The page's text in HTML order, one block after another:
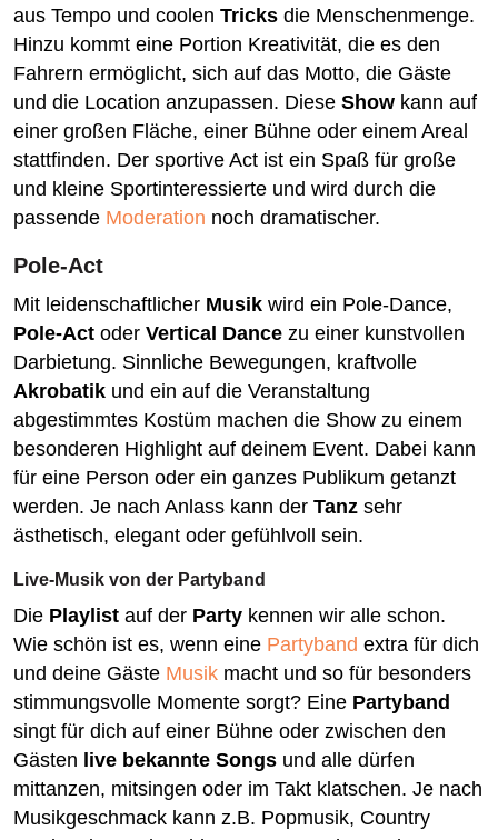
aus Tempo und coolen Tricks die Menschenmenge.
Hinzu kommt eine Portion Kreativität, die es den
Fahrern ermöglicht, sich auf das Motto, die Gäste
und die Location anzupassen. Diese Show kann auf
einer großen Fläche, einer Bühne oder einem Areal
stattfinden. Der sportive Act ist ein Spaß für große
und kleine Sportinteressierte und wird durch die
passende Moderation noch dramatischer.
Pole-Act
Mit leidenschaftlicher Musik wird ein Pole-Dance,
Pole-Act oder Vertical Dance zu einer kunstvollen
Darbietung. Sinnliche Bewegungen, kraftvolle
Akrobatik und ein auf die Veranstaltung
abgestimmtes Kostüm machen die Show zu einem
besonderen Highlight auf deinem Event. Dabei kann
für eine Person oder ein ganzes Publikum getanzt
werden. Je nach Anlass kann der Tanz sehr
ästhetisch, elegant oder gefühlvoll sein.
Live-Musik von der Partyband
Die Playlist auf der Party kennen wir alle schon.
Wie schön ist es, wenn eine Partyband extra für dich
und deine Gäste Musik macht und so für besonders
stimmungsvolle Momente sorgt? Eine Partyband
singt für dich auf einer Bühne oder zwischen den
Gästen live bekannte Songs und alle dürfen
mittanzen, mitsingen oder im Takt klatschen. Je nach
Musikgeschmack kann z.B. Popmusik, Country